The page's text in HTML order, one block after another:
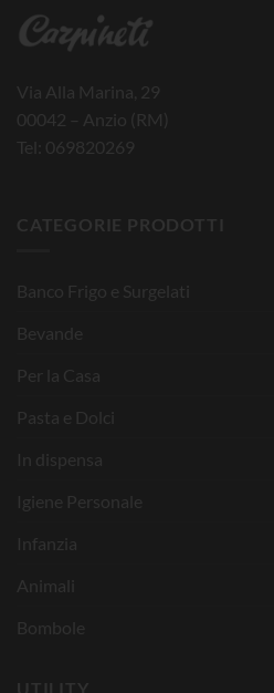
Via Alla Marina, 29
00042 – Anzio (RM)
Tel: 069820269
CATEGORIE PRODOTTI
Banco Frigo e Surgelati
Bevande
Per la Casa
Pasta e Dolci
In dispensa
Igiene Personale
Infanzia
Animali
Bombole
UTILITY